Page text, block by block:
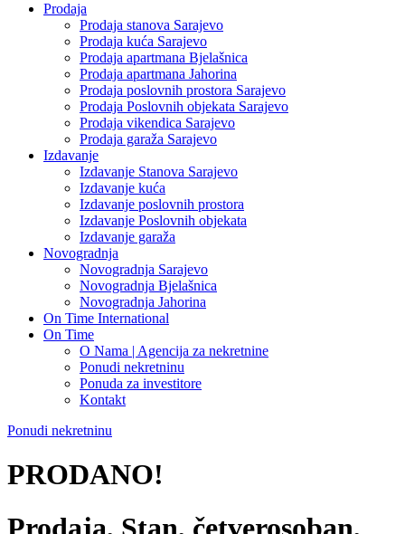
Prodaja
Prodaja stanova Sarajevo
Prodaja kuća Sarajevo
Prodaja apartmana Bjelašnica
Prodaja apartmana Jahorina
Prodaja poslovnih prostora Sarajevo
Prodaja Poslovnih objekata Sarajevo
Prodaja vikendica Sarajevo
Prodaja garaža Sarajevo
Izdavanje
Izdavanje Stanova Sarajevo
Izdavanje kuća
Izdavanje poslovnih prostora
Izdavanje Poslovnih objekata
Izdavanje garaža
Novogradnja
Novogradnja Sarajevo
Novogradnja Bjelašnica
Novogradnja Jahorina
On Time International
On Time
O Nama | Agencija za nekretnine
Ponudi nekretninu
Ponuda za investitore
Kontakt
Ponudi nekretninu
PRODANO!